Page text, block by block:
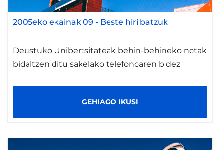
2005eko ekainak 09 - Beste hiri batzuk
Deustuko Unibertsitateak behin-behineko notak
bidaltzen ditu sakelako telefonoaren bidez
GEHIAGO IKUSI